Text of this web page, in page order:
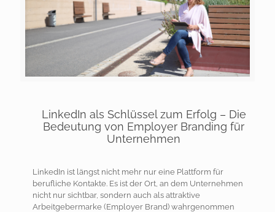
LinkedIn als Schlüssel zum Erfolg – Die
Bedeutung von Employer Branding für
Unternehmen
LinkedIn ist längst nicht mehr nur eine Plattform für
berufliche Kontakte. Es ist der Ort, an dem Unternehmen
nicht nur sichtbar, sondern auch als attraktive
Arbeitgebermarke (Employer Brand) wahrgenommen